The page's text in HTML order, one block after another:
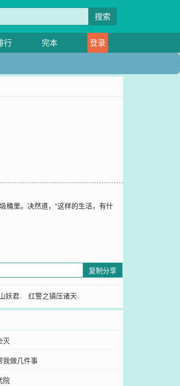
搜索
行 完本
登录
桶里。决然道，“这样的生活，有什
复制分享
妖君、红警之镇压诸天、
灭
我做几件事
院